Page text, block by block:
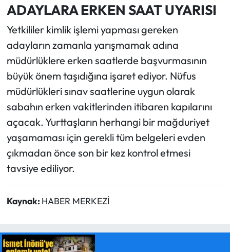
ADAYLARA ERKEN SAAT UYARISI
Yetkililer kimlik işlemi yapması gereken
adayların zamanla yarışmamak adına
müdürlüklere erken saatlerde başvurmasının
büyük önem taşıdığına işaret ediyor. Nüfus
müdürlükleri sınav saatlerine uygun olarak
sabahın erken vakitlerinden itibaren kapılarını
açacak. Yurttaşların herhangi bir mağduriyet
yaşamaması için gerekli tüm belgeleri evden
çıkmadan önce son bir kez kontrol etmesi
tavsiye ediliyor.
Kaynak: HABER MERKEZİ